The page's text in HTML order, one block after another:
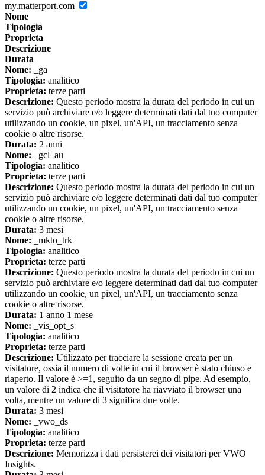
my.matterport.com
Nome
Tipologia
Proprieta
Descrizione
Durata
Nome: _ga
Tipologia: analitico
Proprieta: terze parti
Descrizione: Questo periodo mostra la durata del periodo in cui un
servizio può archiviare e/o leggere determinati dati dal tuo computer
utilizzando un cookie, un pixel, un'API, un tracciamento senza
cookie o altre risorse.
Durata: 2 anni
Nome: _gcl_au
Tipologia: analitico
Proprieta: terze parti
Descrizione: Questo periodo mostra la durata del periodo in cui un
servizio può archiviare e/o leggere determinati dati dal tuo computer
utilizzando un cookie, un pixel, un'API, un tracciamento senza
cookie o altre risorse.
Durata: 3 mesi
Nome: _mkto_trk
Tipologia: analitico
Proprieta: terze parti
Descrizione: Questo periodo mostra la durata del periodo in cui un
servizio può archiviare e/o leggere determinati dati dal tuo computer
utilizzando un cookie, un pixel, un'API, un tracciamento senza
cookie o altre risorse.
Durata: 1 anno 1 mese
Nome: _vis_opt_s
Tipologia: analitico
Proprieta: terze parti
Descrizione: Utilizzato per tracciare la sessione creata per un
visitatore, ossia il numero di volte in cui il browser è stato chiuso e
riaperto. Il valore è >=1, seguito da un segno di pipe. Ad esempio,
un valore di 2 indica che il visitatore ha riavviato il browser una
volta, mentre un valore di 3 significa due volte.
Durata: 3 mesi
Nome: _vwo_ds
Tipologia: analitico
Proprieta: terze parti
Descrizione: Memorizza i dati persisterei dei visitatori per VWO
Insights.